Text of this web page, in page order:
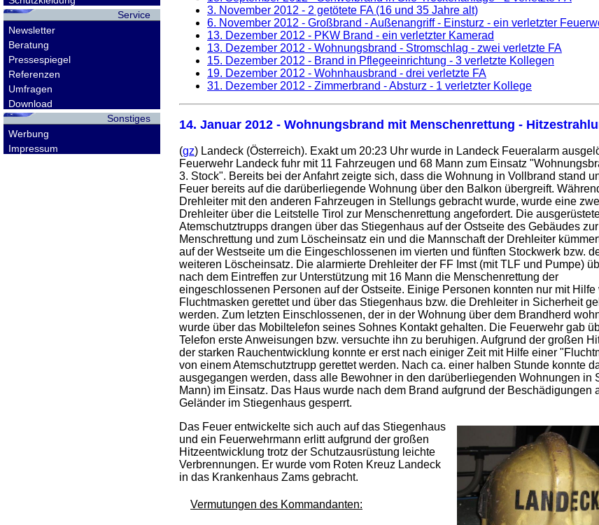
Service
Newsletter
Beratung
Pressespiegel
Referenzen
Umfragen
Download
Sonstiges
Werbung
Impressum
3. November 2012 - 2 getötete FA (16 und 35 Jahre alt)
6. November 2012 - Großbrand - Außenangriff - Einsturz - ein verletzter
13. Dezember 2012 - PKW Brand - ein verletzter Kamerad
13. Dezember 2012 - Wohnungsbrand - Stromschlag - zwei verletzte FA
15. Dezember 2012 - Brand in Pflegeeinrichtung - 3 verletzte Kollegen
19. Dezember 2012 - Wohnhausbrand - drei verletzte FA
31. Dezember 2012 - Zimmerbrand - Absturz - 1 verletzter Kollege
14. Januar 2012 - Wohnungsbrand mit Menschenrettung -
(gz) Landeck (Österreich). Exakt um 20:23 Uhr wurde in Landeck Feueralarm
Feuerwehr Landeck fuhr mit 11 Fahrzeugen und 68 Mann zum Einsatz
3. Stock". Bereits bei der Anfahrt zeigte sich, dass die Wohnung in Vollbrand stand
Feuer bereits auf die darüberliegende Wohnung über den Balkon übergreift.
Drehleiter mit den anderen Fahrzeugen in Stellungs gebracht wurde, wurde eine
Drehleiter über die Leitstelle Tirol zur Menschenrettung angefordert. Die
Atemschutztrupps drangen über das Stiegenhaus auf der Ostseite des Gebäudes zur
Menschrettung und zum Löscheinsatz ein und die Mannschaft der Drehleiter
auf der Westseite um die Eingeschlossenen im vierten und fünften Stockwerk bzw.
weiteren Löscheinsatz. Die alarmierte Drehleiter der FF Imst (mit TLF und Pumpe)
nach dem Eintreffen zur Unterstützung mit 16 Mann die Menschenrettung der
eingeschlossenen Personen auf der Ostseite. Einige Personen konnten nur mit Hilfe
Fluchtmasken gerettet und über das Stiegenhaus bzw. die Drehleiter in Sicherheit
werden. Zum letzten Einschlossenen, der in der Wohnung über dem Brandherd
wurde über das Mobiltelefon seines Sohnes Kontakt gehalten. Die Feuerwehr gab
Telefon erste Anweisungen bzw. versuchte ihn zu beruhigen. Aufgrund der großen
der starken Rauchentwicklung konnte er erst nach einiger Zeit mit Hilfe einer
von einem Atemschutztrupp gerettet werden. Nach ca. einer halben Stunde konnte
ausgegangen werden, dass alle Bewohner in den darüberliegenden Wohnungen in
Mann) im Einsatz. Das Haus wurde nach dem Brand aufgrund der
Geländer im Stiegenhaus gesperrt.
Das Feuer entwickelte sich auch auf das Stiegenhaus
und ein Feuerwehrmann erlitt aufgrund der großen
Hitzeentwicklung trotz der Schutzausrüstung leichte
Verbrennungen. Er wurde vom Roten Kreuz Landeck
in das Krankenhaus Zams gebracht.
Vermutungen des Kommandanten: